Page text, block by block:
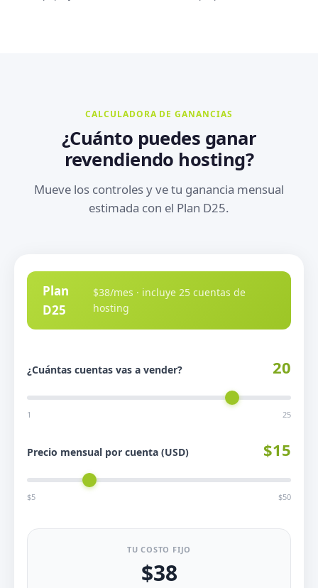
CALCULADORA DE GANANCIAS
¿Cuánto puedes ganar
revendiendo hosting?
Mueve los controles y ve tu ganancia mensual
estimada con el Plan D25.
Plan
D25
$38/mes · incluye 25 cuentas de
hosting
¿Cuántas cuentas vas a vender? 20
1 25
Precio mensual por cuenta (USD) $15
$5 $50
TU COSTO FIJO
$38